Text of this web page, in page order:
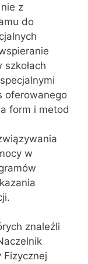
z
do
oferowanego
form i metod
w
znaleźli
Fizycznej